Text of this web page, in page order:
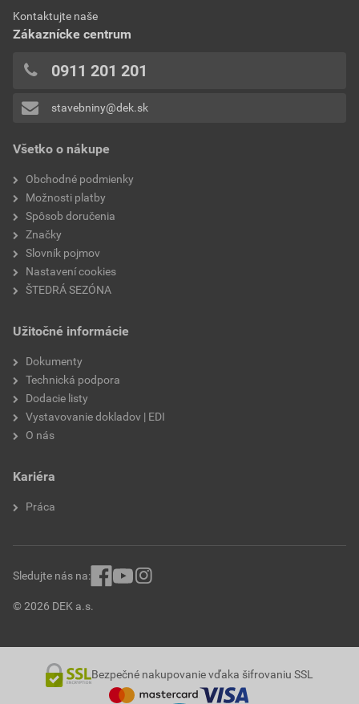
Všetko o nákupe
Obchodné podmienky
Možnosti platby
Spôsob doručenia
Značky
Slovník pojmov
Nastavení cookies
ŠTEDRÁ SEZÓNA
Užitočné informácie
Dokumenty
Technická podpora
Dodacie listy
Vystavovanie dokladov | EDI
O nás
Kariéra
Práca
Kontaktujte naše
Zákaznícke centrum
0911 201 201
stavebniny@dek.sk
© 2026 DEK a.s.
Sledujte nás na:
Bezpečné nakupovanie vďaka šifrovaniu SSL